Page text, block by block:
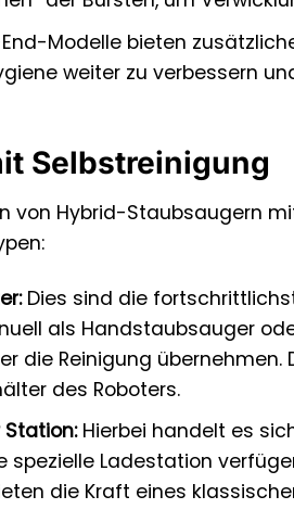
Modelle bieten
weiter zu verbessern
Selbstreinigung
von Hybrid-Staubsaugern
Dies sind die
als Handstaubsauger
die Reinigung übernehmen.
des Roboters.
Hierbei handelt es
Ladestation
die Kraft eines